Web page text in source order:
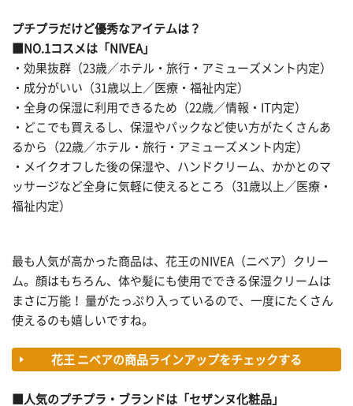
プチプラだけど優秀なアイテムは？
■NO.1コスメは「NIVEA」
・効果抜群（23歳／ホテル・旅行・アミューズメント内定）
・成分がいい（31歳以上／医療・福祉内定）
・全身の保湿に利用できるため（22歳／情報・IT内定）
・どこでも買えるし、保湿やパックなど使い方がたくさんあ
るから（22歳／ホテル・旅行・アミューズメント内定）
・メイクオフした後の保湿や、ハンドクリーム、かかとのマ
ッサージなど全身に気軽に使えるところ（31歳以上／医療・
福祉内定）
最も人気が高かった商品は、花王のNIVEA（ニベア）クリー
ム。顔はもちろん、体や髪にも使用でできる保湿クリームは
まさに万能！ 量がたっぷり入っているので、一度にたくさん
使えるのも嬉しいですね。
花王 ニベアの商品ラインアップをチェックする
■人気のプチプラ・ブランドは「セザンヌ化粧品」